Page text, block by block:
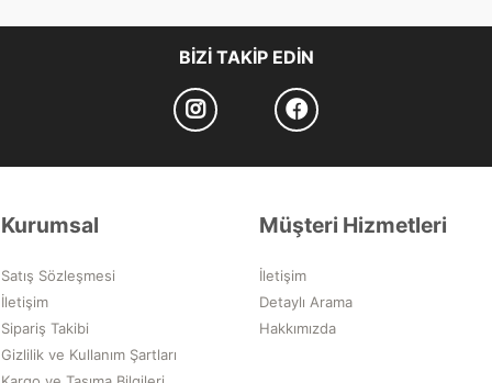
BIZI TAKIP EDIN
Kurumsal
Satış Sözleşmesi
İletişim
Sipariş Takibi
Gizlilik ve Kullanım Şartları
Müşteri Hizmetleri
İletişim
Detaylı Arama
Hakkımızda